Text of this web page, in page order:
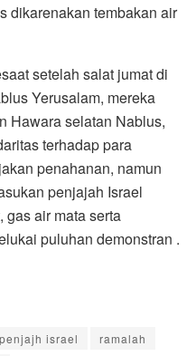
dikarenakan tembakan air
setelah salat jumat di
Yerusalam, mereka
Hawara selatan Nablus,
terhadap para
penahanan, namun
penjajah Israel
gas air mata serta
puluhan demonstran .
penjajh israel
ramalah